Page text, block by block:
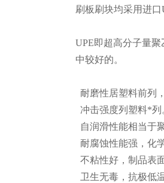
刷板刷块均采用进
UPE即超高分子量
中较好的。
耐磨性居塑料前列
冲击强度列塑料*列
自润滑性能相当于
耐腐蚀性能强，化
不粘性好，制品表
卫生无毒，抗极低